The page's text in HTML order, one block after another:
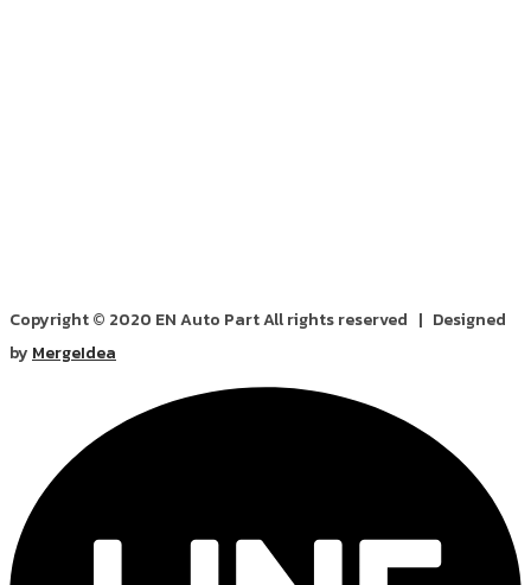
Copyright © 2020 EN Auto Part All rights reserved | Designed
by MergeIdea